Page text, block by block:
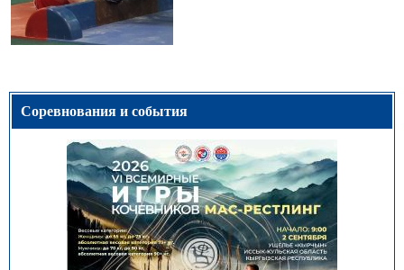
Соревнования и события